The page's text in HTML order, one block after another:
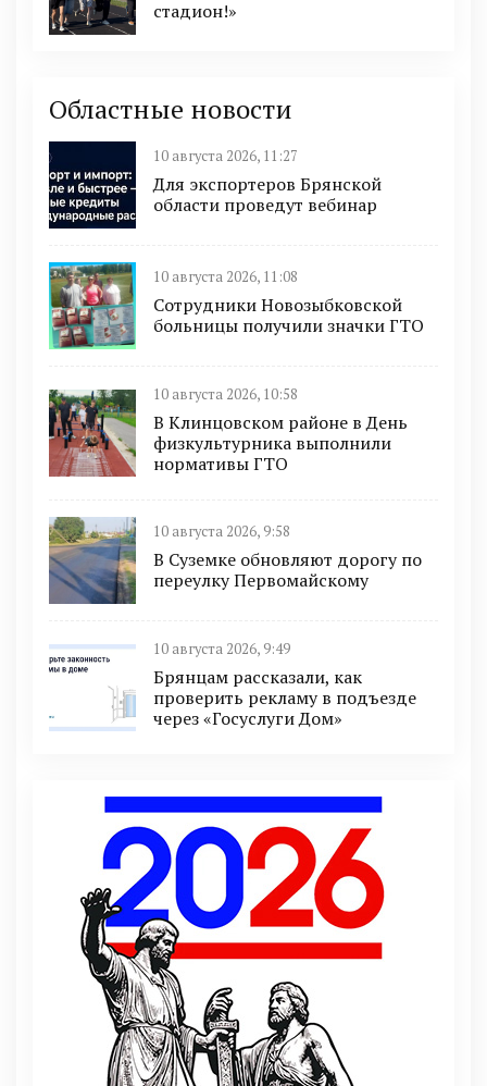
стадион!»
Областные новости
10 августа 2026, 11:27
Для экспортеров Брянской
области проведут вебинар
10 августа 2026, 11:08
Сотрудники Новозыбковской
больницы получили значки ГТО
10 августа 2026, 10:58
В Клинцовском районе в День
физкультурника выполнили
нормативы ГТО
10 августа 2026, 9:58
В Суземке обновляют дорогу по
переулку Первомайскому
10 августа 2026, 9:49
Брянцам рассказали, как
проверить рекламу в подъезде
через «Госуслуги Дом»